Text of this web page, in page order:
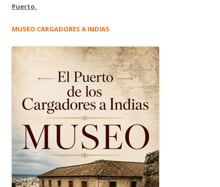
Puerto.
MUSEO CARGADORES A INDIAS